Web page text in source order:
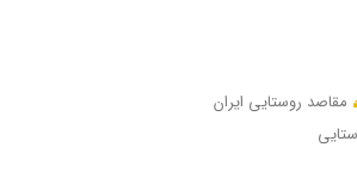
مقاصد روستایی ایران